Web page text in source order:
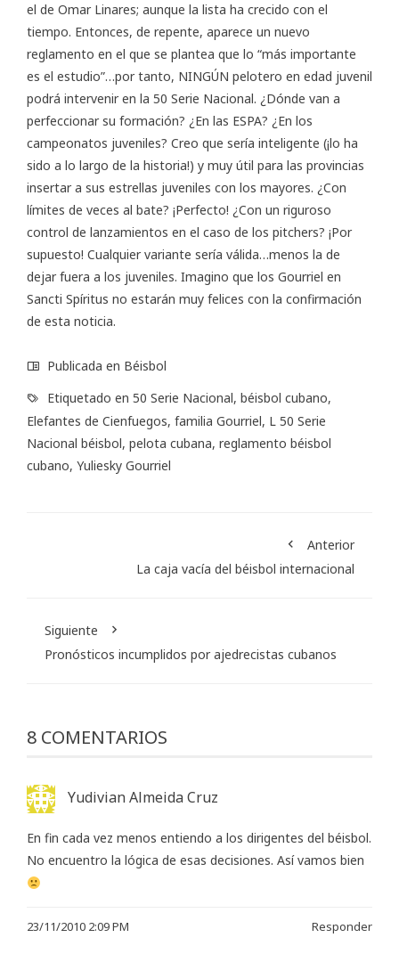
el de Omar Linares; aunque la lista ha crecido con el
tiempo. Entonces, de repente, aparece un nuevo
reglamento en el que se plantea que lo “más importante
es el estudio”…por tanto, NINGÚN pelotero en edad juvenil
podrá intervenir en la 50 Serie Nacional. ¿Dónde van a
perfeccionar su formación? ¿En las ESPA? ¿En los
campeonatos juveniles? Creo que sería inteligente (¡lo ha
sido a lo largo de la historia!) y muy útil para las provincias
insertar a sus estrellas juveniles con los mayores. ¿Con
límites de veces al bate? ¡Perfecto! ¿Con un riguroso
control de lanzamientos en el caso de los pitchers? ¡Por
supuesto! Cualquier variante sería válida…menos la de
dejar fuera a los juveniles. Imagino que los Gourriel en
Sancti Spíritus no estarán muy felices con la confirmación
de esta noticia.
Publicada en Béisbol
Etiquetado en 50 Serie Nacional, béisbol cubano,
Elefantes de Cienfuegos, familia Gourriel, L 50 Serie
Nacional béisbol, pelota cubana, reglamento béisbol
cubano, Yuliesky Gourriel
Anterior
La caja vacía del béisbol internacional
Siguiente
Pronósticos incumplidos por ajedrecistas cubanos
8 COMENTARIOS
Yudivian Almeida Cruz
En fin cada vez menos entiendo a los dirigentes del béisbol.
No encuentro la lógica de esas decisiones. Así vamos bien
23/11/2010 2:09 PM Responder